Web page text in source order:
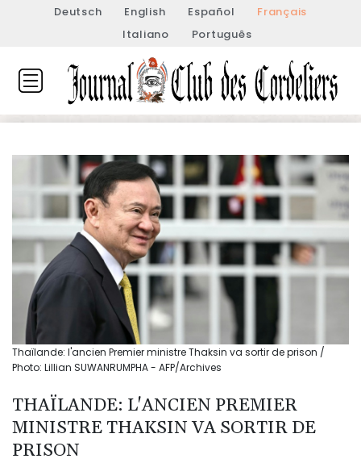
Deutsch English Español
Français
Italiano
Português
Thaïlande: l'ancien Premier ministre Thaksin va sortir de prison /
Photo: Lillian SUWANRUMPHA - AFP/Archives
THAÏLANDE: L'ANCIEN PREMIER
MINISTRE THAKSIN VA SORTIR DE
PRISON